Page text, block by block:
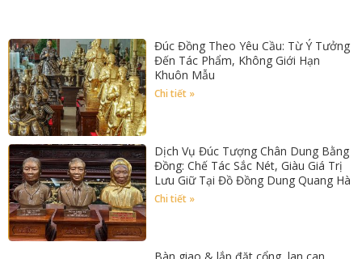
Đúc Đồng Theo Yêu Cầu: Từ Ý Tưởng
Đến Tác Phẩm, Không Giới Hạn
Khuôn Mẫu
Chi tiết »
Dịch Vụ Đúc Tượng Chân Dung Bằng
Đồng: Chế Tác Sắc Nét, Giàu Giá Trị
Lưu Giữ Tại Đồ Đồng Dung Quang Hà
Chi tiết »